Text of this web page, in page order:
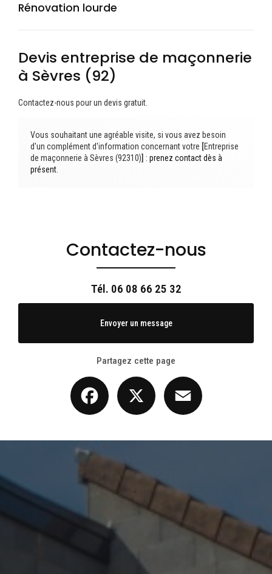
Rénovation lourde
Devis entreprise de maçonnerie
à Sèvres (92)
Contactez-nous pour un devis gratuit.
Vous souhaitant une agréable visite, si vous avez besoin
d'un complément d'information concernant votre [Entreprise
de maçonnerie à Sèvres (92310)] : prenez contact dès à
présent.
Contactez-nous
Tél. 06 08 66 25 32
Envoyer un message
Partagez cette page
Facebook